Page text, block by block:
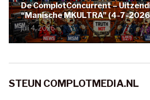
De ComplotConcurrent –
“Manische MKULTRA” (4-7-
juli 4, 2026
STEUN COMPLOTMEDIA.NL